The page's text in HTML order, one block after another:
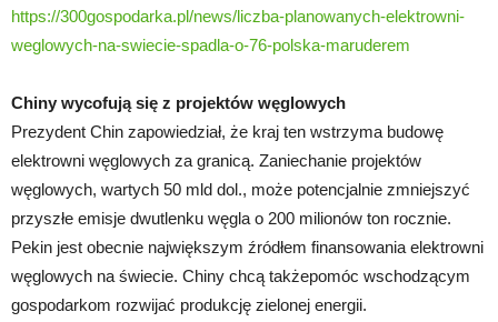
https://300gospodarka.pl/news/liczba-planowanych-elektrowni-
weglowych-na-swiecie-spadla-o-76-polska-maruderem
Chiny wycofują się z projektów węglowych
Prezydent Chin zapowiedział, że kraj ten wstrzyma budowę
elektrowni węglowych za granicą. Zaniechanie projektów
węglowych, wartych 50 mld dol., może potencjalnie zmniejszyć
przyszłe emisje dwutlenku węgla o 200 milionów ton rocznie.
Pekin jest obecnie największym źródłem finansowania elektrowni
węglowych na świecie. Chiny chcą takżepomóc wschodzącym
gospodarkom rozwijać produkcję zielonej energii.